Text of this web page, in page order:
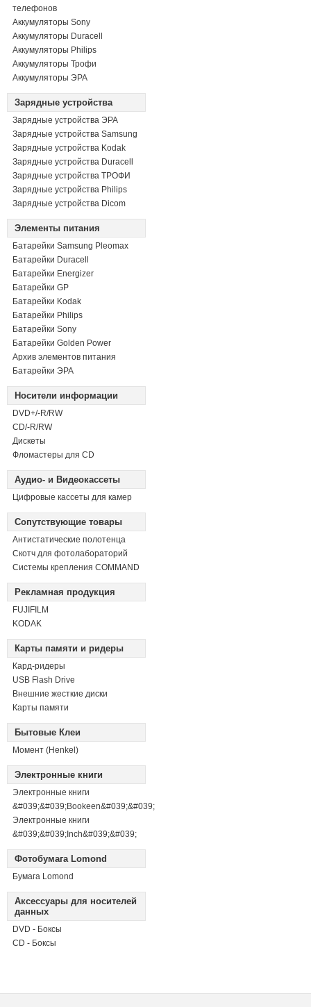
телефонов
Аккумуляторы Sony
Аккумуляторы Duracell
Аккумуляторы Philips
Аккумуляторы Трофи
Аккумуляторы ЭРА
Зарядные устройства
Зарядные устройства ЭРА
Зарядные устройства Samsung
Зарядные устройства Kodak
Зарядные устройства Duracell
Зарядные устройства ТРОФИ
Зарядные устройства Philips
Зарядные устройства Dicom
Элементы питания
Батарейки Samsung Pleomax
Батарейки Duracell
Батарейки Energizer
Батарейки GP
Батарейки Kodak
Батарейки Philips
Батарейки Sony
Батарейки Golden Power
Архив элементов питания
Батарейки ЭРА
Носители информации
DVD+/-R/RW
СD/-R/RW
Дискеты
Фломастеры для CD
Аудио- и Видеокассеты
Цифровые кассеты для камер
Сопутствующие товары
Антистатические полотенца
Скотч для фотолабораторий
Системы крепления COMMAND
Рекламная продукция
FUJIFILM
KODAK
Карты памяти и ридеры
Кард-ридеры
USB Flash Drive
Внешние жесткие диски
Карты памяти
Бытовые Клеи
Момент (Henkel)
Электронные книги
Электронные книги
&#039;&#039;Bookeen&#039;&#039;
Электронные книги
&#039;&#039;Inch&#039;&#039;
Фотобумага Lomond
Бумага Lomond
Аксессуары для носителей
данных
DVD - Боксы
CD - Боксы